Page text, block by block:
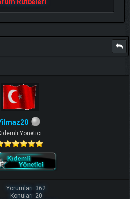
Rütbeleri
Yönetici
Yorumları: 362
Konuları: 20